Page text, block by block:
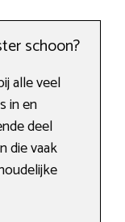
schoon?
alle veel
in en
deel
die vaak